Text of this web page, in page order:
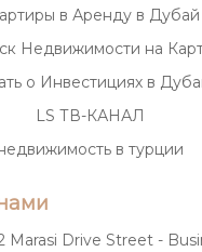
в Аренду в Дубай
Недвижимости на
о Инвестициях в
LS ТВ-КАНАЛ
в турции
Marasi Drive Street -